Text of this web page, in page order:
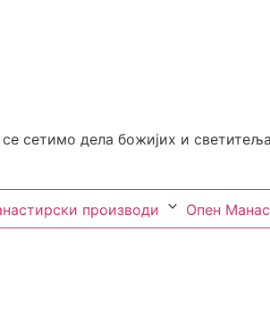
сетимо дела божијих и
производи
Опен